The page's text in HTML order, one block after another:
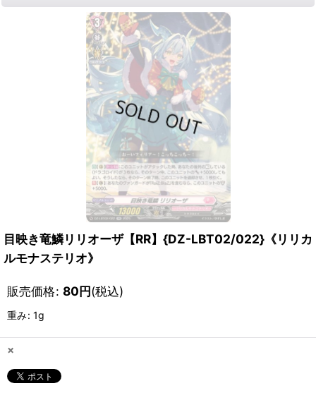
目映き竜鱗リリオーザ【RR】{DZ-LBT02/022}《リリカ
ルモナステリオ》
販売価格: 80円(税込)
重み: 1g
×